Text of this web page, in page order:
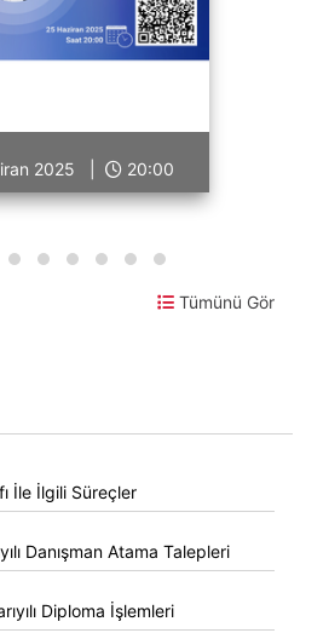
2025 | 20:00
Tümünü Gör
İle İlgili Süreçler
Danışman Atama Talepleri
Diploma İşlemleri